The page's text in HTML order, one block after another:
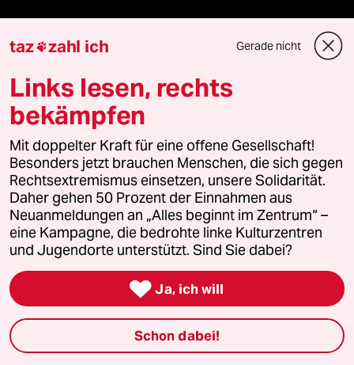
Verlag
Aktuelles
Hausblog
Die Seitenwende
Presse
taz zahl ich Gerade nicht
Links lesen, rechts
bekämpfen
Mit doppelter Kraft für eine offene Gesellschaft!
Besonders jetzt brauchen Menschen, die sich gegen
Rechtsextremismus einsetzen, unsere Solidarität.
Daher gehen 50 Prozent der Einnahmen aus
Neuanmeldungen an „Alles beginnt im Zentrum“ –
eine Kampagne, die bedrohte linke Kulturzentren
und Jugendorte unterstützt. Sind Sie dabei?
 Ja, ich will
Schon dabei!